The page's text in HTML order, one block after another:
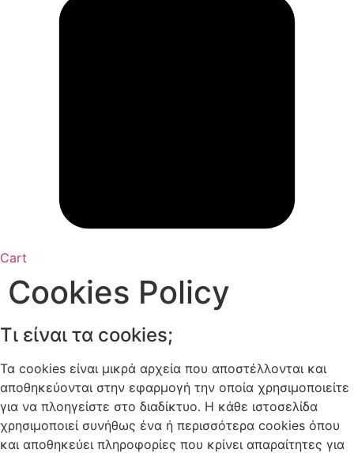
Cart
Cookies Policy
Τι είναι τα cookies;
Τα cookies είναι μικρά αρχεία που αποστέλλονται και
αποθηκεύονται στην εφαρμογή την οποία χρησιμοποιείτε
για να πλοηγείστε στο διαδίκτυο. Η κάθε ιστοσελίδα
χρησιμοποιεί συνήθως ένα ή περισσότερα cookies όπου
και αποθηκεύει πληροφορίες που κρίνει απαραίτητες για